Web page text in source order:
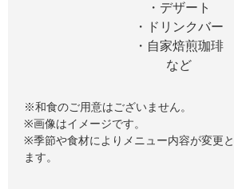
・デザート
・ドリンクバー
・自家焙煎珈琲
など
※和食のご用意はございません。
※画像はイメージです。
※季節や食材によりメニュー内容が変更
ます。